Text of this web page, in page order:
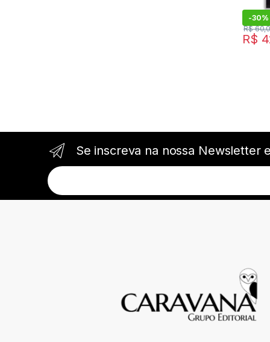
-30%
R$
R$
Se inscreva na nossa Newsletter